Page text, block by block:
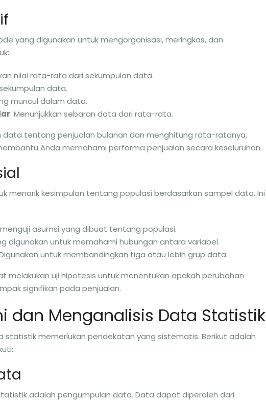
yang digunakan untuk mengorganisasi, meringkas, dan
nilai rata-rata dari sekumpulan data.
data.
muncul dalam data.
: Menunjukkan sebaran data dari rata-rata.
data tentang penjualan bulanan dan menghitung rata-ratanya,
Anda memahami performa penjualan secara keseluruhan.
menarik kesimpulan tentang populasi berdasarkan sampel data. Ini
asumsi yang dibuat tentang populasi.
digunakan untuk memahami hubungan antara variabel.
untuk membandingkan tiga atau lebih grup data.
melakukan uji hipotesis untuk menentukan apakah perubahan
signifikan pada penjualan.
dan Menganalisis Data Statistik
statistik memerlukan pendekatan yang sistematis. Berikut adalah
adalah pengumpulan data. Data dapat diperoleh dari